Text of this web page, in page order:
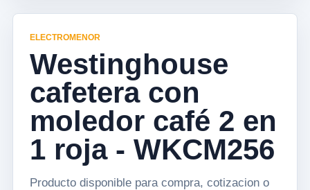
ELECTROMENOR
Westinghouse
cafetera con
moledor café 2 en
1 roja - WKCM256
Producto disponible para compra, cotizacion o